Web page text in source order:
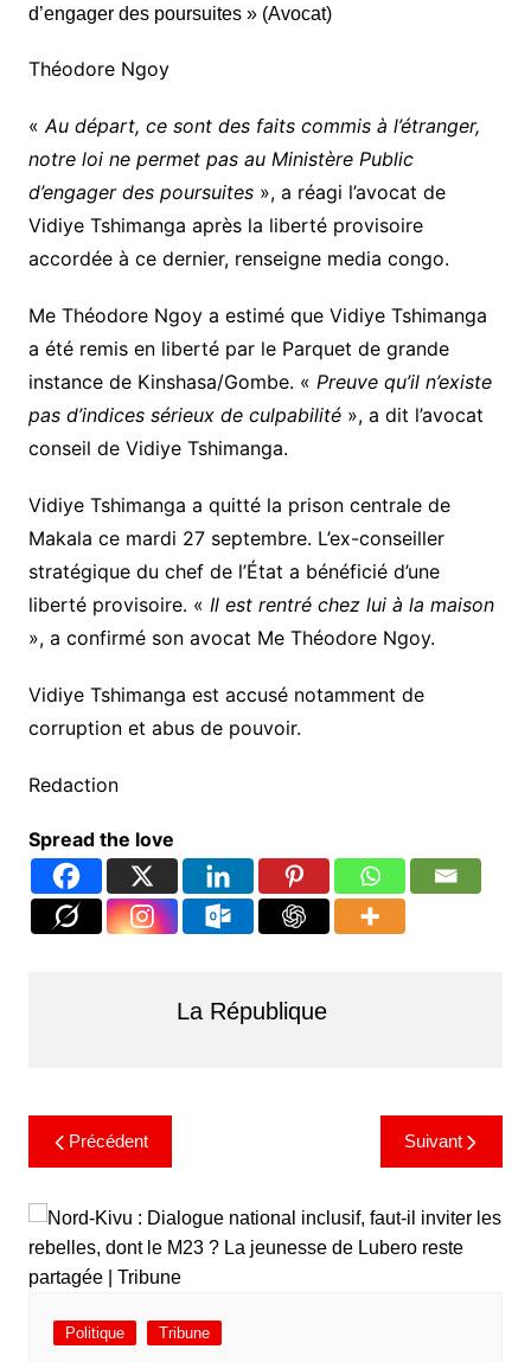
Théodore Ngoy
«Au départ, ce sont des faits commis à l’étranger,
notre loi ne permet pas au Ministère Public
d’engager des poursuites », a réagi l’avocat de
Vidiye Tshimanga après la liberté provisoire
accordée à ce dernier, renseigne media congo.
Me Théodore Ngoy a estimé que Vidiye Tshimanga
a été remis en liberté par le Parquet de grande
instance de Kinshasa/Gombe. « Preuve qu’il n’existe
pas d’indices sérieux de culpabilité », a dit l’avocat
conseil de Vidiye Tshimanga.
Vidiye Tshimanga a quitté la prison centrale de
Makala ce mardi 27 septembre. L’ex-conseiller
stratégique du chef de l’État a bénéficié d’une
liberté provisoire. « Il est rentré chez lui à la maison
», a confirmé son avocat Me Théodore Ngoy.
Vidiye Tshimanga est accusé notamment de
corruption et abus de pouvoir.
Redaction
Spread the love
La République
Précédent Suivant
Politique Tribune